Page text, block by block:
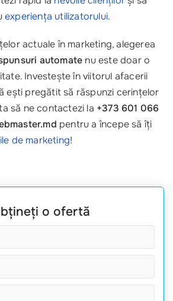
experiența utilizatorului.
actuale în marketing, alegerea
automate nu este doar o
Investește în viitorul afacerii
ești pregătit să răspunzi cerințelor
să ne contactezi la +373 601 066
pentru a începe să îți
de marketing!
o ofertă